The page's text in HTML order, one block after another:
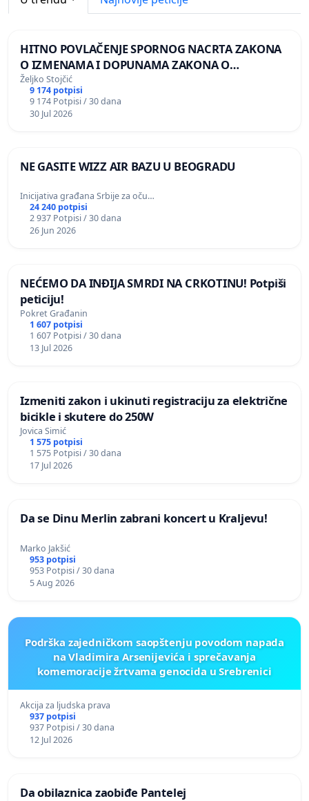
HITNO POVLAČENJE SPORNOG NACRTA ZAKONA
O IZMENAMA I DOPUNAMA ZAKONA O
DOBROBITI ŽIVOTINJA
Željko Stojčić
9 174 potpisi
9 174 Potpisi / 30 dana
30 Jul 2026
NE GASITE WIZZ AIR BAZU U BEOGRADU
Inicijativa građana Srbije za oču…
24 240 potpisi
2 937 Potpisi / 30 dana
26 Jun 2026
NEĆEMO DA INĐIJA SMRDI NA CRKOTINU! Potpiši
peticiju!
Pokret Građanin
1 607 potpisi
1 607 Potpisi / 30 dana
13 Jul 2026
Izmeniti zakon i ukinuti registraciju za električne
bicikle i skutere do 250W
Jovica Simić
1 575 potpisi
1 575 Potpisi / 30 dana
17 Jul 2026
Da se Dinu Merlin zabrani koncert u Kraljevu!
Marko Jakšić
953 potpisi
953 Potpisi / 30 dana
5 Aug 2026
Podrška zajedničkom saopštenju povodom napada
na Vladimira Arsenijevića i sprečavanja
komemoracije žrtvama genocida u Srebrenici
Akcija za ljudska prava
937 potpisi
937 Potpisi / 30 dana
12 Jul 2026
Da obilaznica zaobiđe Pantelej